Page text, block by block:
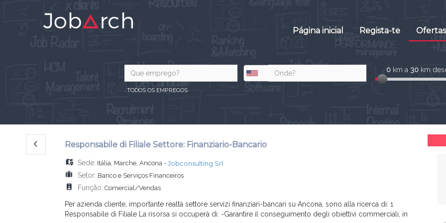
Página inicial Regista-te
TODOS OS EMPREGOS
0 km a 30 km
Responsabile di Filiale Settore: Finanziario-Bancario
Sede: Itália, Marche, Ancona - Jobconsulting Srl
Setor: Banco e Serviços Financeiros
Função: Comercial/Vendas
Per azienda cliente, importante realtà settore servizi finanziari-bancari su Ancona, sono alla ricerca di: 1
Responsabile di Filiale La risorsa si occuperà di: -Garantire il conseguimento degli obiettivi commerciali, in